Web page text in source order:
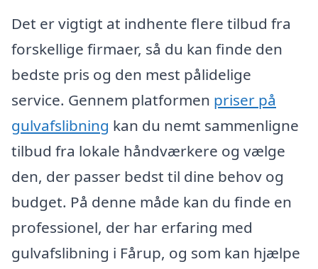
Det er vigtigt at indhente flere tilbud fra
forskellige firmaer, så du kan finde den
bedste pris og den mest pålidelige
service. Gennem platformen priser på
gulvafslibning kan du nemt sammenligne
tilbud fra lokale håndværkere og vælge
den, der passer bedst til dine behov og
budget. På denne måde kan du finde en
professionel, der har erfaring med
gulvafslibning i Fårup, og som kan hjælpe